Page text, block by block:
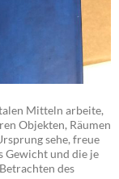
Mitteln arbeite,
Objekten, Räumen
sehe, freue
Gewicht und die je
des